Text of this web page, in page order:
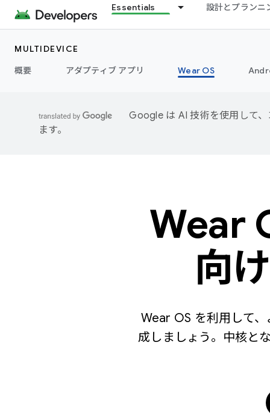
Essentials 設計とプランニ
MULTIDEVICE
概要
アダプティブ アプリ Wear OS
Google は AI 技術を使用して
ます。
Wear
向
Wear OS を利用して
成しましょう。中核と